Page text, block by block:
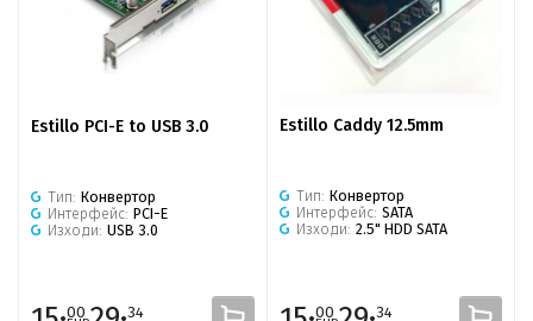
Estillo PCI-E to USB 3.0
Тип: Конвертор
Интерфейс: PCI-E
Изходи: USB 3.0
00 34
Estillo Caddy 12.5mm
Тип: Конвертор
Интерфейс: SATA
Изходи: 2.5" HDD SATA
00 34